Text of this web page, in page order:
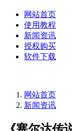
网站首页
使用教程
新闻资讯
授权购买
软件下载
网站首页
新闻资讯